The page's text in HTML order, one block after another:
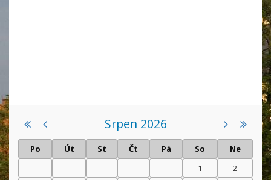
Srpen 2026
Po Út St Čt Pá So
Ne
1
2